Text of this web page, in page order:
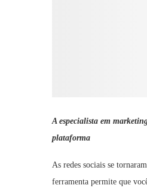
A especialista em
plataforma
As redes sociais se
ferramenta permite que